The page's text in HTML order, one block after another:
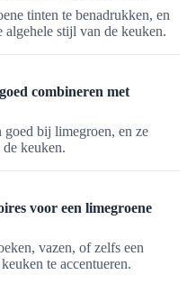
tinten te benadrukken, en
algehele stijl van de keuken.
combineren met
goed bij limegroen, en ze
keuken.
voor een limegroene
vazen, of zelfs een
te accentueren.